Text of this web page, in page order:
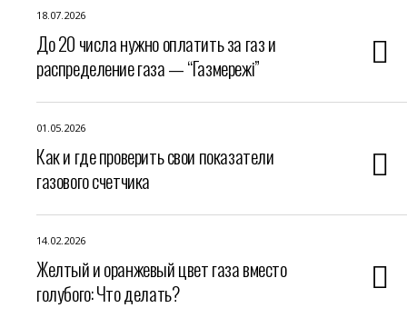
18.07.2026
До 20 числа нужно оплатить за газ и
распределение газа — “Газмережі”
01.05.2026
Как и где проверить свои показатели
газового счетчика
14.02.2026
Желтый и оранжевый цвет газа вместо
голубого: Что делать?